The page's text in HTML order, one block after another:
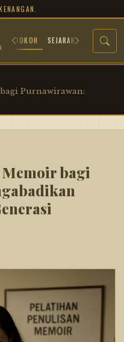
TOKOH SEJARAH MILITER
Purnawirawan:
bagi